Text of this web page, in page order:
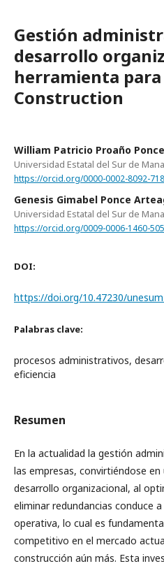
Gestión
desarrollo
herramienta
Construction
William Patricio Proaño Ponce
Universidad Estatal del Sur de
https://orcid.org/0000-0002-8092-
Genesis Gimabel Ponce
Universidad Estatal del Sur de
https://orcid.org/0009-0006-1460-
DOI:
https://doi.org/10.47230/
Palabras clave:
procesos administrativos,
eficiencia
Resumen
En la actualidad la gestión
las empresas, convirtiéndose en
desarrollo organizacional, al
eliminar redundancias conduce
operativa, lo cual es
competitivo en el mercado
construcción aún más. Esta